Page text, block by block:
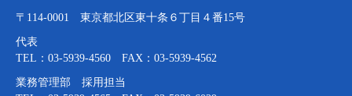
〒114-0001 東京都北区東十条６丁目４番15号
代表
TEL：03-5939-4560 FAX：03-5939-4562
業務管理部 採用担当